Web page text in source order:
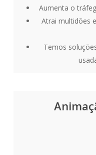
Aumenta o
Atrai multidões
Temos